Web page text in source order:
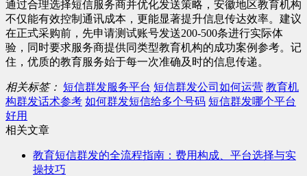
通过合理选择短信服务商并优化发送策略，安徽地区教育机构
不仅能有效控制通讯成本，更能显著提升信息传达效率。建议
在正式采购前，先申请测试账号发送200-500条进行实际体
验，同时要求服务商提供同类型教育机构的成功案例参考。记
住，优质的教育服务始于每一次准确及时的信息传递。
相关标签： 短信群发服务平台 短信群发公司如何运营 教育机
构群发话术参考 如何群发短信给多个号码 短信群发哪个平台
好用
相关文章
教育短信群发的全流程指南：费用构成、平台选择与实
操技巧